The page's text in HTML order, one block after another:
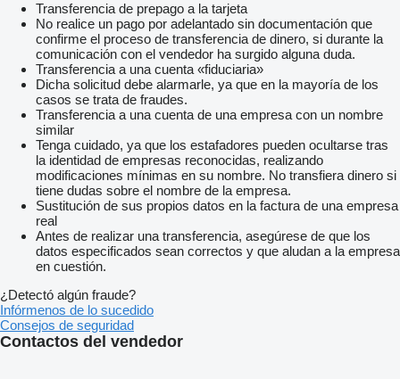
Transferencia de prepago a la tarjeta
No realice un pago por adelantado sin documentación que
confirme el proceso de transferencia de dinero, si durante la
comunicación con el vendedor ha surgido alguna duda.
Transferencia a una cuenta «fiduciaria»
Dicha solicitud debe alarmarle, ya que en la mayoría de los
casos se trata de fraudes.
Transferencia a una cuenta de una empresa con un nombre
similar
Tenga cuidado, ya que los estafadores pueden ocultarse tras
la identidad de empresas reconocidas, realizando
modificaciones mínimas en su nombre. No transfiera dinero si
tiene dudas sobre el nombre de la empresa.
Sustitución de sus propios datos en la factura de una empresa
real
Antes de realizar una transferencia, asegúrese de que los
datos especificados sean correctos y que aludan a la empresa
en cuestión.
¿Detectó algún fraude?
Infórmenos de lo sucedido
Consejos de seguridad
Contactos del vendedor